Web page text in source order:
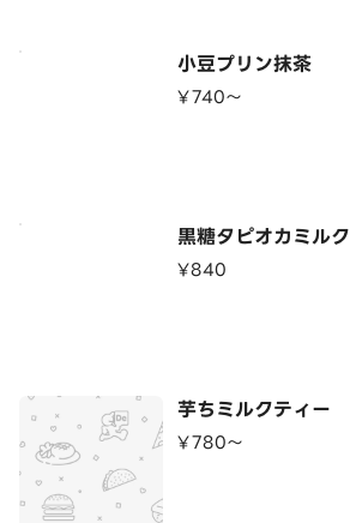
小豆プリン抹茶
¥740〜
黒糖タピオカミルク
¥840
芋ちミルクティー
¥780〜